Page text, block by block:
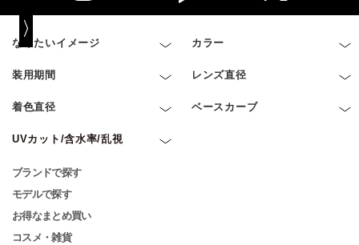
なりたいイメージ カラー
装用期間 レンズ直径
着色直径 ベースカーブ
UVカット/含水率/乱視
ブランドで探す
モデルで探す
お得なまとめ買い
コスメ・雑貨